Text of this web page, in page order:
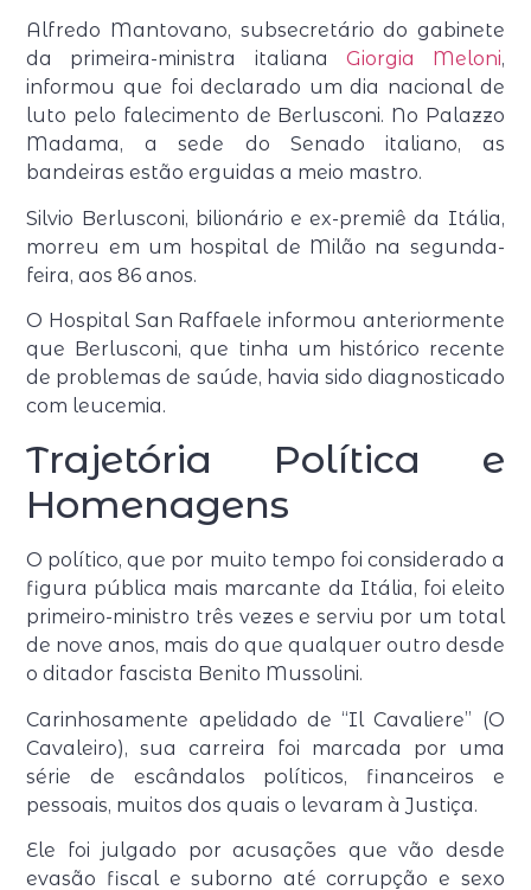
Alfredo Mantovano, subsecretário do gabinete
da primeira-ministra italiana Giorgia Meloni,
informou que foi declarado um dia nacional de
luto pelo falecimento de Berlusconi. No Palazzo
Madama, a sede do Senado italiano, as
bandeiras estão erguidas a meio mastro.
Silvio Berlusconi, bilionário e ex-premiê da Itália,
morreu em um hospital de Milão na segunda-
feira, aos 86 anos.
O Hospital San Raffaele informou anteriormente
que Berlusconi, que tinha um histórico recente
de problemas de saúde, havia sido diagnosticado
com leucemia.
Trajetória Política e
Homenagens
O político, que por muito tempo foi considerado a
figura pública mais marcante da Itália, foi eleito
primeiro-ministro três vezes e serviu por um total
de nove anos, mais do que qualquer outro desde
o ditador fascista Benito Mussolini.
Carinhosamente apelidado de “Il Cavaliere” (O
Cavaleiro), sua carreira foi marcada por uma
série de escândalos políticos, financeiros e
pessoais, muitos dos quais o levaram à Justiça.
Ele foi julgado por acusações que vão desde
evasão fiscal e suborno até corrupção e sexo